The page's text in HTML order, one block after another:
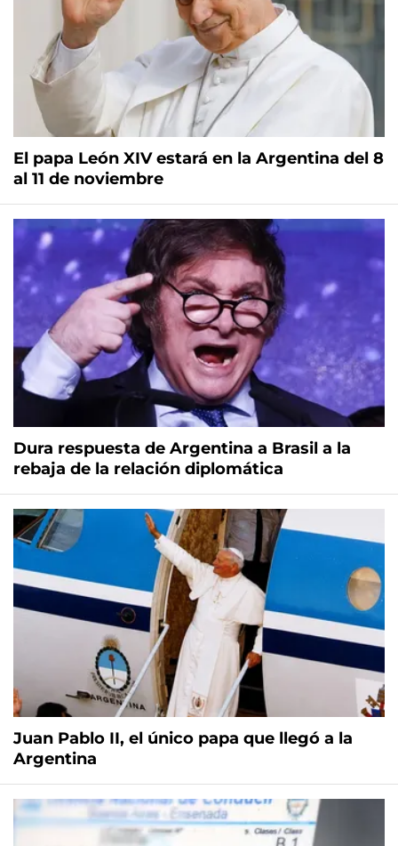
El papa León XIV estará en la Argentina del 8
al 11 de noviembre
Dura respuesta de Argentina a Brasil a la
rebaja de la relación diplomática
Juan Pablo II, el único papa que llegó a la
Argentina